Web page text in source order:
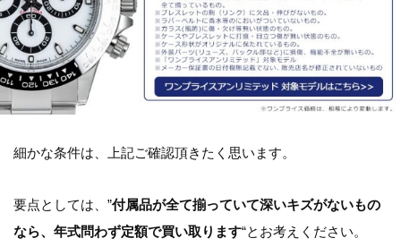
細かな条件は、上記ご確認頂きたく思います。
要点としては、”付属品が全て揃っていて深いキズがないもの
なら、年式問わず定額で買い取ります“とお考えください。